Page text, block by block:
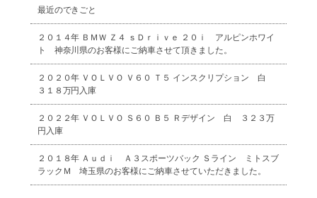
最近のできごと
２０１４年 ＢＭＷ Ｚ４ ｓＤｒｉｖｅ ２０ｉ アルピンホワイ
ト 神奈川県のお客様にご納車させて頂きました。
２０２０年 ＶＯＬＶＯ Ｖ６０ Ｔ５ インスクリプション 白
３１８万円入庫
２０２２年 ＶＯＬＶＯ Ｓ６０ Ｂ５ Ｒデザイン 白 ３２３万
円入庫
２０１８年 Ａｕｄｉ Ａ３スポーツバック Ｓライン ミトスブ
ラックＭ 埼玉県のお客様にご納車させていただきました。